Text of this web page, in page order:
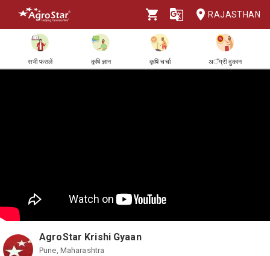
RAJASTHAN
सभी फसलें कृषि ज्ञान कृषि चर्चा अॅग्री दुकान
AgroStar Krishi Gyaan
Pune, Maharashtra